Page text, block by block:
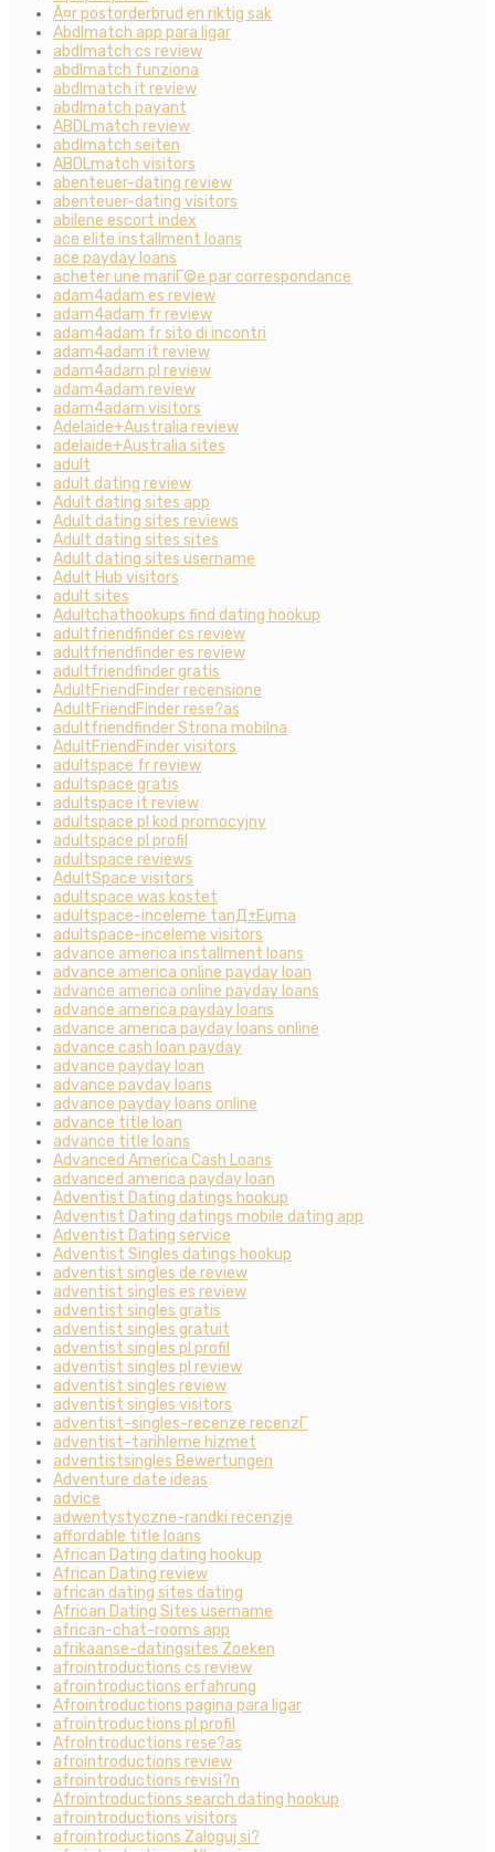
Ã¤r postorderbrud en riktig sak
Abdlmatch app para ligar
abdlmatch cs review
abdlmatch funziona
abdlmatch it review
abdlmatch payant
ABDLmatch review
abdlmatch seiten
ABDLmatch visitors
abenteuer-dating review
abenteuer-dating visitors
abilene escort index
ace elite installment loans
ace payday loans
acheter une mariГ©e par correspondance
adam4adam es review
adam4adam fr review
adam4adam fr sito di incontri
adam4adam it review
adam4adam pl review
adam4adam review
adam4adam visitors
Adelaide+Australia review
adelaide+Australia sites
adult
adult dating review
Adult dating sites app
Adult dating sites reviews
Adult dating sites sites
Adult dating sites username
Adult Hub visitors
adult sites
Adultchathookups find dating hookup
adultfriendfinder cs review
adultfriendfinder es review
adultfriendfinder gratis
AdultFriendFinder recensione
AdultFriendFinder rese?as
adultfriendfinder Strona mobilna
AdultFriendFinder visitors
adultspace fr review
adultspace gratis
adultspace it review
adultspace pl kod promocyjny
adultspace pl profil
adultspace reviews
AdultSpace visitors
adultspace was kostet
adultspace-inceleme tanД±Еџma
adultspace-inceleme visitors
advance america installment loans
advance america online payday loan
advance america online payday loans
advance america payday loans
advance america payday loans online
advance cash loan payday
advance payday loan
advance payday loans
advance payday loans online
advance title loan
advance title loans
Advanced America Cash Loans
advanced america payday loan
Adventist Dating datings hookup
Adventist Dating datings mobile dating app
Adventist Dating service
Adventist Singles datings hookup
adventist singles de review
adventist singles es review
adventist singles gratis
adventist singles gratuit
adventist singles pl profil
adventist singles pl review
adventist singles review
adventist singles visitors
adventist-singles-recenze recenzГ­
adventist-tarihleme hizmet
adventistsingles Bewertungen
Adventure date ideas
advice
adwentystyczne-randki recenzje
affordable title loans
African Dating dating hookup
African Dating review
african dating sites dating
African Dating Sites username
african-chat-rooms app
afrikaanse-datingsites Zoeken
afrointroductions cs review
afrointroductions erfahrung
Afrointroductions pagina para ligar
afrointroductions pl profil
AfroIntroductions rese?as
afrointroductions review
afrointroductions revisi?n
Afrointroductions search dating hookup
afrointroductions visitors
afrointroductions Zaloguj si?